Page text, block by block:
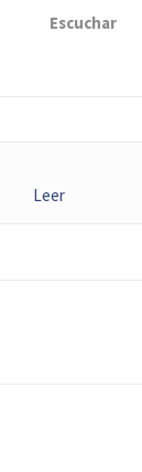
Escuchar
Leer